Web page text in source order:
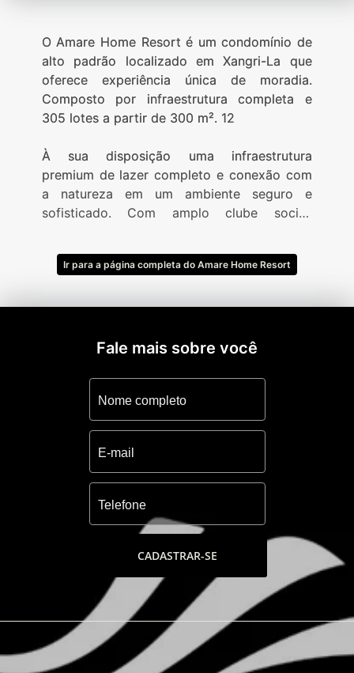
O Amare Home Resort é um condomínio de
alto padrão localizado em Xangri-La que
oferece experiência única de moradia.
Composto por infraestrutura completa e
305 lotes a partir de 300 m². 12
À sua disposição uma infraestrutura
premium de lazer completo e conexão com
a natureza em um ambiente seguro e
sofisticado. Com amplo clube social,
na Beira-Mar.
- Clube social
- Piscina térmica com raia de 25 metros
- Lounge com bar
- Salão de festas com lounge externo
- Terraço com espaço gourmet
- Brinquedoteca
- Pórtico com acesso monitorado
- Conveniência 24 horas
- Academia
- Sala de coworking
- Sala de massagem
- Pomar e horta
- Espaço Pet
- Playgrounds
- Parrilla
- 02 quadras de tenis coberta
Ir para a página completa do Amare Home Resort
Fale mais sobre você
CADASTRAR-SE